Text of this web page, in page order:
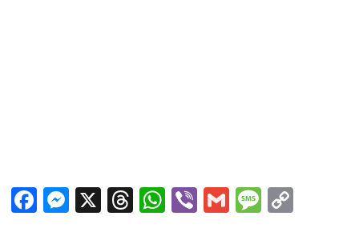
Facebook
Messenger
X Threads
WhatsApp
ViberGmail